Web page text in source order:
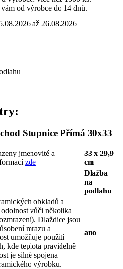
od výrobce do 14 dnů.
až 26.08.2026
Stupnice Přímá 30x33
jmenovité a
zde
33 x 29,9
cm
Dlažba
na
podlahu
obkladů a
vůči několika
Dlaždice jsou
mrazu a
umožňuje použití
kde teplota pravidelně
je silně spojena
výrobku.
ano